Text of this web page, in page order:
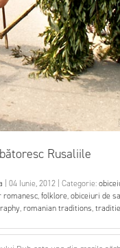
Rusaliile
04 Iunie, 2012 Categorie:
romanesc,folklore,obiceiuri de
,romanian traditions,